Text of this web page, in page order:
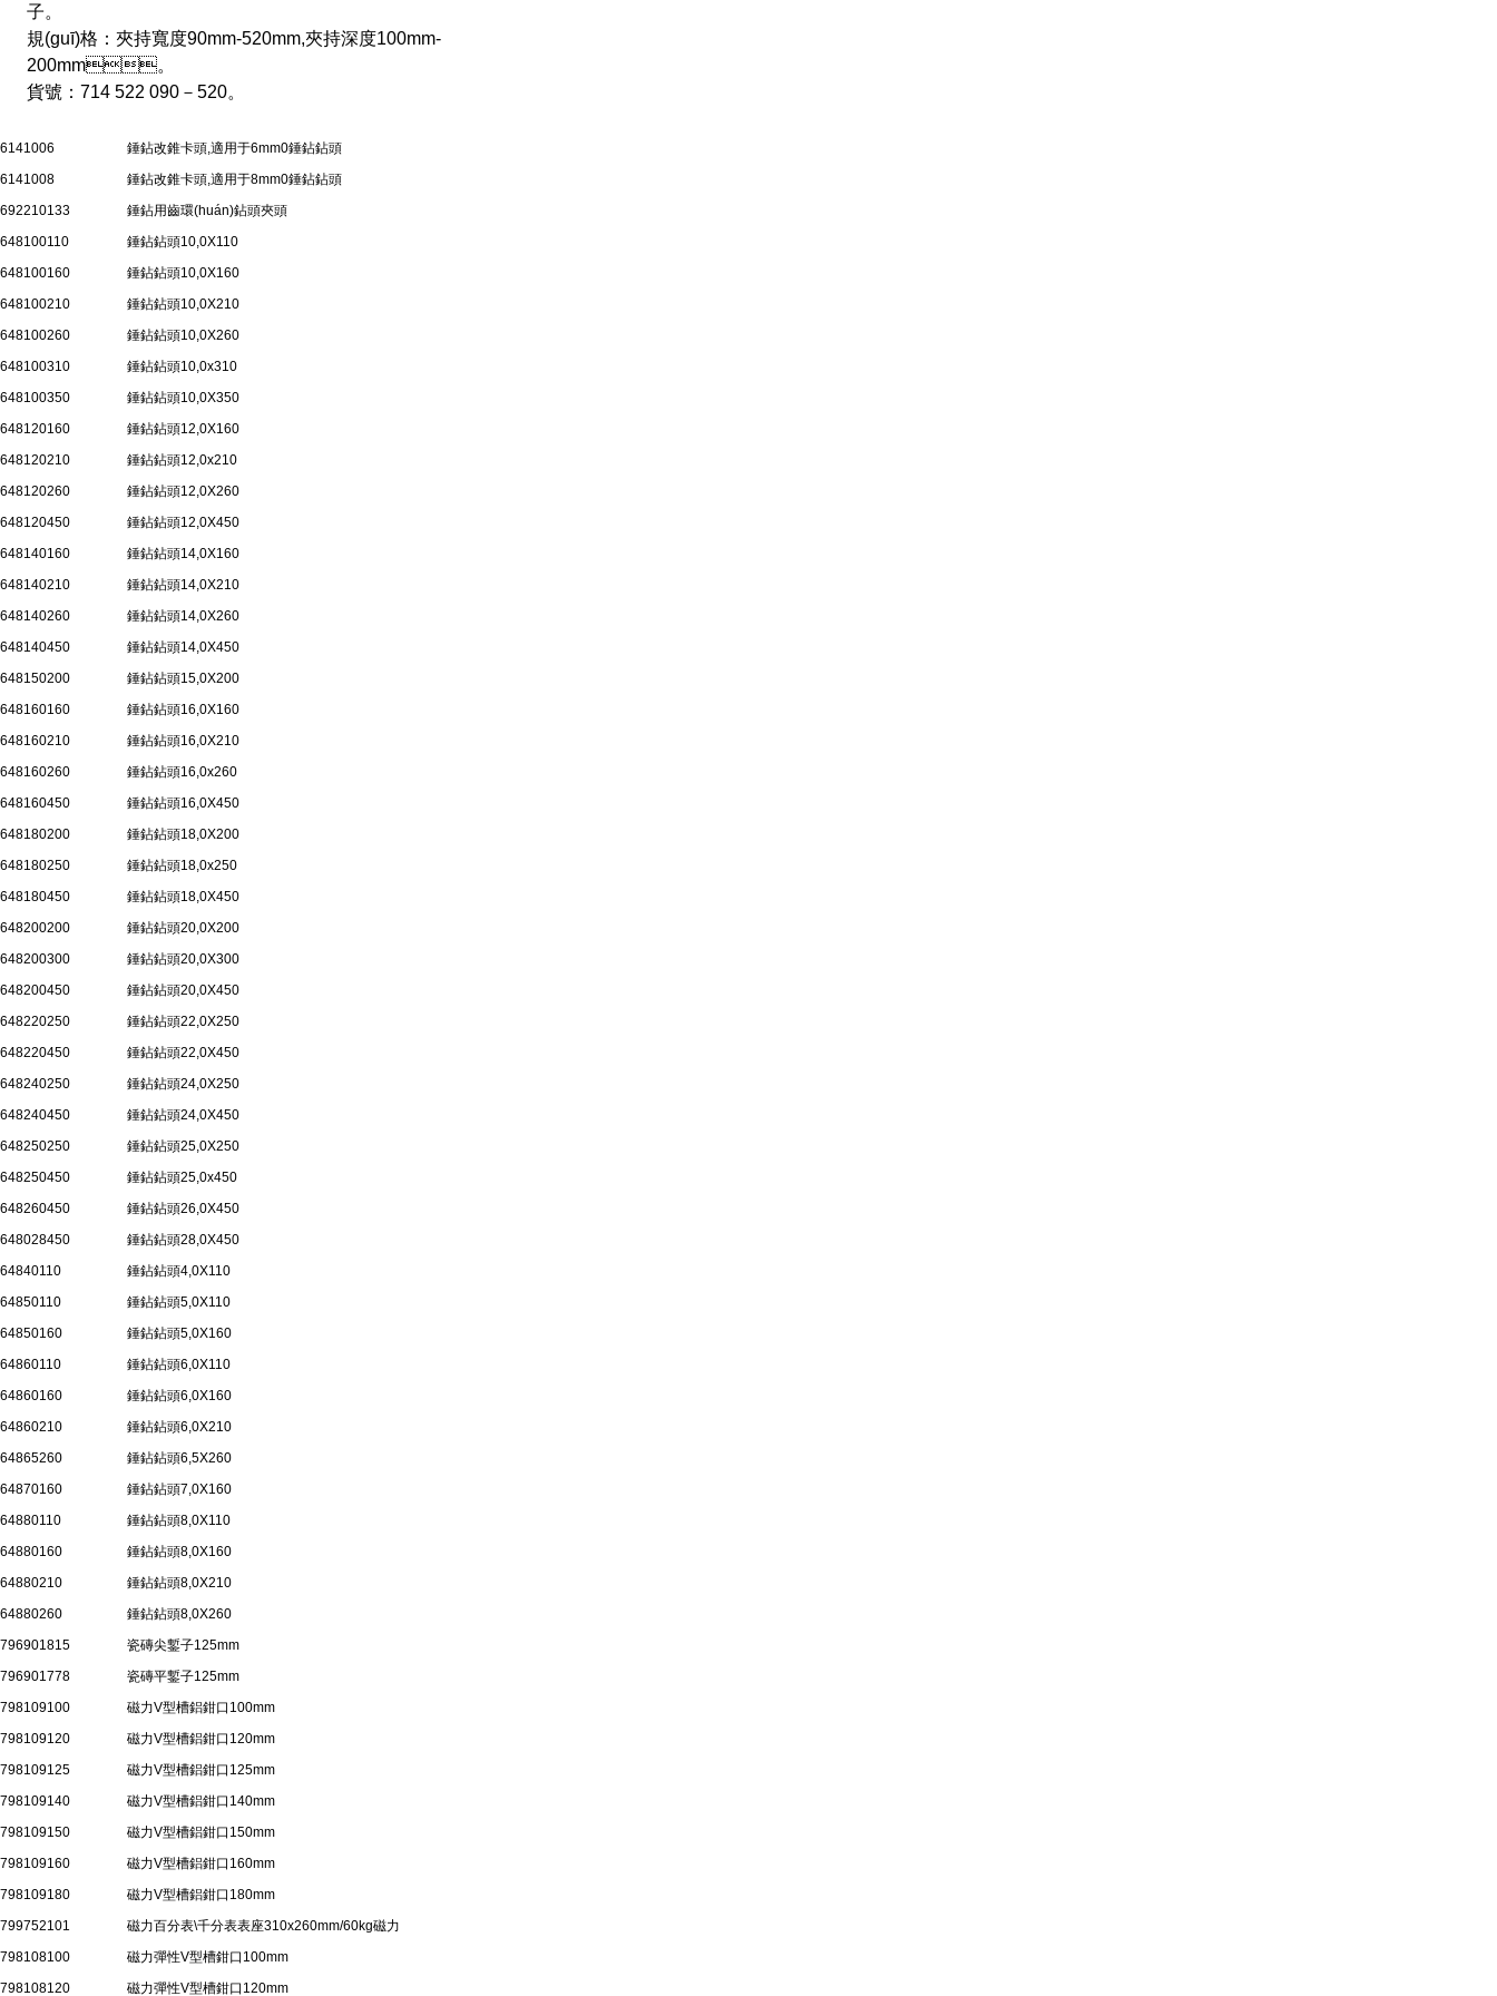
子。
規(guī)格：夾持寬度90mm-520mm,夾持深度100mm-
200mm。
貨號：714 522 090－520。
6141006
錘鉆改錐卡頭,適用于6mm0錘鉆鉆頭
6141008
錘鉆改錐卡頭,適用于8mm0錘鉆鉆頭
692210133
錘鉆用齒環(huán)鉆頭夾頭
648100110
錘鉆鉆頭10,0X110
648100160
錘鉆鉆頭10,0X160
648100210
錘鉆鉆頭10,0X210
648100260
錘鉆鉆頭10,0X260
648100310
錘鉆鉆頭10,0x310
648100350
錘鉆鉆頭10,0X350
648120160
錘鉆鉆頭12,0X160
648120210
錘鉆鉆頭12,0x210
648120260
錘鉆鉆頭12,0X260
648120450
錘鉆鉆頭12,0X450
648140160
錘鉆鉆頭14,0X160
648140210
錘鉆鉆頭14,0X210
648140260
錘鉆鉆頭14,0X260
648140450
錘鉆鉆頭14,0X450
648150200
錘鉆鉆頭15,0X200
648160160
錘鉆鉆頭16,0X160
648160210
錘鉆鉆頭16,0X210
648160260
錘鉆鉆頭16,0x260
648160450
錘鉆鉆頭16,0X450
648180200
錘鉆鉆頭18,0X200
648180250
錘鉆鉆頭18,0x250
648180450
錘鉆鉆頭18,0X450
648200200
錘鉆鉆頭20,0X200
648200300
錘鉆鉆頭20,0X300
648200450
錘鉆鉆頭20,0X450
648220250
錘鉆鉆頭22,0X250
648220450
錘鉆鉆頭22,0X450
648240250
錘鉆鉆頭24,0X250
648240450
錘鉆鉆頭24,0X450
648250250
錘鉆鉆頭25,0X250
648250450
錘鉆鉆頭25,0x450
648260450
錘鉆鉆頭26,0X450
648028450
錘鉆鉆頭28,0X450
64840110
錘鉆鉆頭4,0X110
64850110
錘鉆鉆頭5,0X110
64850160
錘鉆鉆頭5,0X160
64860110
錘鉆鉆頭6,0X110
64860160
錘鉆鉆頭6,0X160
64860210
錘鉆鉆頭6,0X210
64865260
錘鉆鉆頭6,5X260
64870160
錘鉆鉆頭7,0X160
64880110
錘鉆鉆頭8,0X110
64880160
錘鉆鉆頭8,0X160
64880210
錘鉆鉆頭8,0X210
64880260
錘鉆鉆頭8,0X260
796901815
瓷磚尖鏨子125mm
796901778
瓷磚平鏨子125mm
798109100
磁力V型槽鋁鉗口100mm
798109120
磁力V型槽鋁鉗口120mm
798109125
磁力V型槽鋁鉗口125mm
798109140
磁力V型槽鋁鉗口140mm
798109150
磁力V型槽鋁鉗口150mm
798109160
磁力V型槽鋁鉗口160mm
798109180
磁力V型槽鋁鉗口180mm
799752101
磁力百分表\千分表表座310x260mm/60kg磁力
798108100
磁力彈性V型槽鉗口100mm
798108120
磁力彈性V型槽鉗口120mm